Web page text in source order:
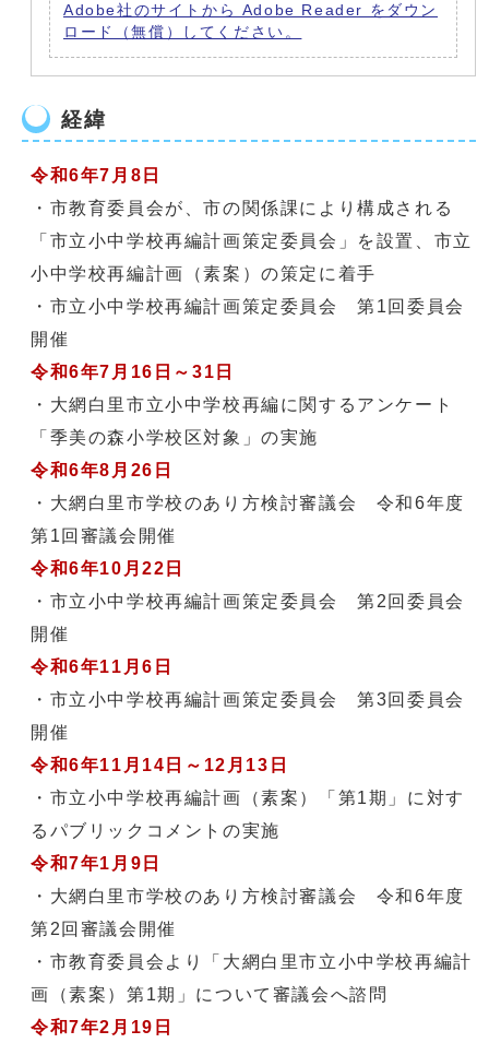
Adobe社のサイトから Adobe Reader をダウン
ロード（無償）してください。
経緯
令和6年7月8日
・市教育委員会が、市の関係課により構成される
「市立小中学校再編計画策定委員会」を設置、市立
小中学校再編計画（素案）の策定に着手
・市立小中学校再編計画策定委員会 第1回委員会
開催
令和6年7月16日～31日
・大網白里市立小中学校再編に関するアンケート
「季美の森小学校区対象」の実施
令和6年8月26日
・大網白里市学校のあり方検討審議会 令和6年度
第1回審議会開催
令和6年10月22日
・市立小中学校再編計画策定委員会 第2回委員会
開催
令和6年11月6日
・市立小中学校再編計画策定委員会 第3回委員会
開催
令和6年11月14日～12月13日
・市立小中学校再編計画（素案）「第1期」に対す
るパブリックコメントの実施
令和7年1月9日
・大網白里市学校のあり方検討審議会 令和6年度
第2回審議会開催
・市教育委員会より「大網白里市立小中学校再編計
画（素案）第1期」について審議会へ諮問
令和7年2月19日